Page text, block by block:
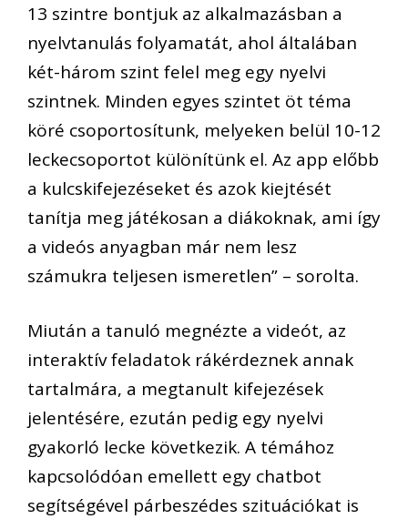
13 szintre bontjuk az alkalmazásban a
nyelvtanulás folyamatát, ahol általában
két-három szint felel meg egy nyelvi
szintnek. Minden egyes szintet öt téma
köré csoportosítunk, melyeken belül 10-12
leckecsoportot különítünk el. Az app előbb
a kulcskifejezéseket és azok kiejtését
tanítja meg játékosan a diákoknak, ami így
a videós anyagban már nem lesz
számukra teljesen ismeretlen” – sorolta.
Miután a tanuló megnézte a videót, az
interaktív feladatok rákérdeznek annak
tartalmára, a megtanult kifejezések
jelentésére, ezután pedig egy nyelvi
gyakorló lecke következik. A témához
kapcsolódóan emellett egy chatbot
segítségével párbeszédes szituációkat is